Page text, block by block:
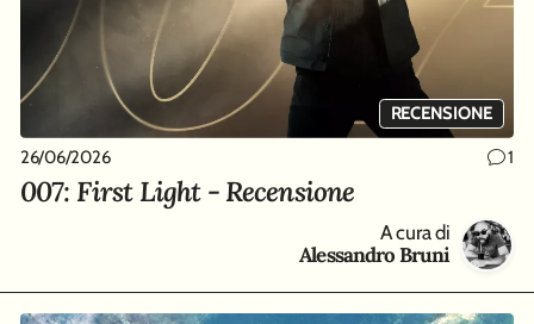
RECENSIONE
26/06/2026 1
007: First Light - Recensione
A cura di
Alessandro Bruni